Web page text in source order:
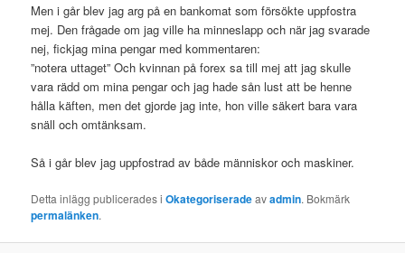
Men i går blev jag arg på en bankomat som försökte uppfostra
mej. Den frågade om jag ville ha minneslapp och när jag svarade
nej, fickjag mina pengar med kommentaren:
”notera uttaget” Och kvinnan på forex sa till mej att jag skulle
vara rädd om mina pengar och jag hade sån lust att be henne
hålla käften, men det gjorde jag inte, hon ville säkert bara vara
snäll och omtänksam.
Så i går blev jag uppfostrad av både människor och maskiner.
Detta inlägg publicerades iOkategoriseradeavadmin. Bokmärk
permalänken.